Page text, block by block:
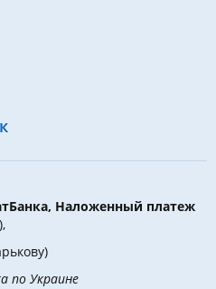
Наложенный платеж
по Украине